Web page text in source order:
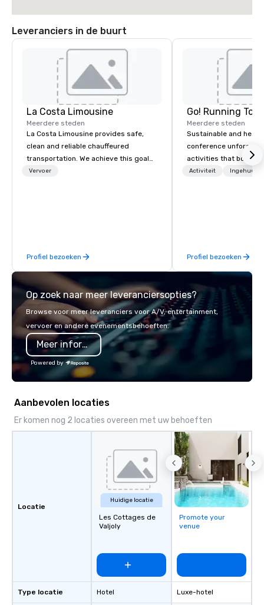
Leveranciers in de buurt
La Costa Limousine
Meerdere steden
La Costa Limousine provides safe,
clean and reliable chauffeured
transportation. We achieve this goal
with highly trained chauffeurs, the
late model luxury vehicles to the
highly experienced and professional
team of chauffeurs and support staff;
you will know quality when you travel
with La Costa Limousine.
Vervoer
Profiel bezoeken
Go! Running
Meerdere steden
Sustainable and
conference
activities that boost
lower carbon
Activiteit
Profiel bezoeken
Op zoek naar meer leveranciersopties?
Browse voor meer leveranciers voor A/V, entertainment,
vervoer en andere evenementsbehoeften.
Meer informatie
Powered by
Aanbevolen locaties
Er komen nog 2 locaties overeen met uw behoeften
Locatie
Type locatie
Huidige locatie
Les Cottages de
Valjoly
Hotel
Promote your
venue
Luxe-hotel